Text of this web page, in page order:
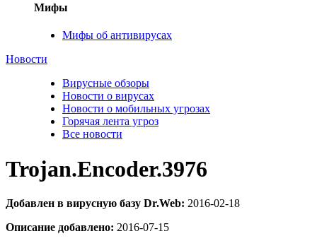
Мифы
Мифы об антивирусах
Новости
Вирусные обзоры
Новости о вирусах
Новости о мобильных угрозах
Горячая лента угроз
Все новости
Trojan.Encoder.3976
Добавлен в вирусную базу Dr.Web: 2016-02-18
Описание добавлено: 2016-07-15